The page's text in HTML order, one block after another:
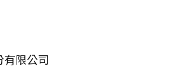
限公司